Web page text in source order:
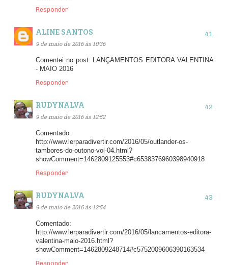
Responder
ALINE SANTOS
9 de maio de 2016 às 10:36
Comentei no post: LANÇAMENTOS EDITORA VALENTINA
- MAIO 2016
Responder
RUDYNALVA
9 de maio de 2016 às 12:52
Comentado:
http://www.lerparadivertir.com/2016/05/outlander-os-
tambores-do-outono-vol-04.html?
showComment=1462809125553#c6538376960398940918
Responder
RUDYNALVA
9 de maio de 2016 às 12:54
Comentado:
http://www.lerparadivertir.com/2016/05/lancamentos-editora-
valentina-maio-2016.html?
showComment=1462809248714#c5752009606390163534
Responder